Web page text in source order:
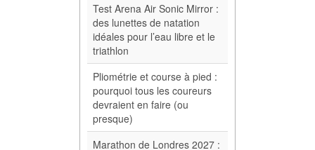
Test Arena Air Sonic Mirror :
des lunettes de natation
idéales pour l’eau libre et le
triathlon
Pliométrie et course à pied :
pourquoi tous les coureurs
devraient en faire (ou
presque)
Marathon de Londres 2027 :